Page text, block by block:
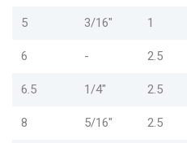
5 3/16" 1
6 - 2.5
6.5 1/4" 2.5
8 5/16" 2.5